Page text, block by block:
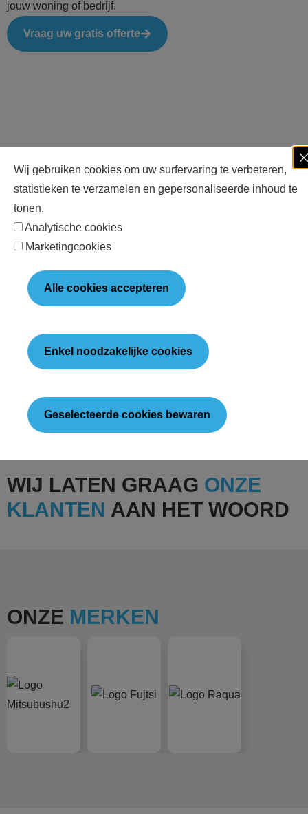
jouw woning of bedrijf.
Vraag uw gratis offerte
WIJ LATEN GRAAG ONZE
KLANTEN AAN HET WOORD
ONZE MERKEN
Wij gebruiken cookies om uw surfervaring te verbeteren,
statistieken te verzamelen en gepersonaliseerde inhoud te
tonen.
Analytische cookies
Marketingcookies
Alle cookies accepteren
Enkel noodzakelijke cookies
Geselecteerde cookies bewaren